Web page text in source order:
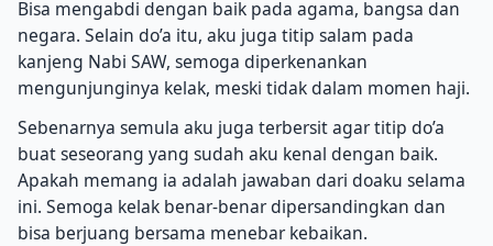
Bisa mengabdi dengan baik pada agama, bangsa dan
negara. Selain do’a itu, aku juga titip salam pada
kanjeng Nabi SAW, semoga diperkenankan
mengunjunginya kelak, meski tidak dalam momen haji.
Sebenarnya semula aku juga terbersit agar titip do’a
buat seseorang yang sudah aku kenal dengan baik.
Apakah memang ia adalah jawaban dari doaku selama
ini. Semoga kelak benar-benar dipersandingkan dan
bisa berjuang bersama menebar kebaikan.